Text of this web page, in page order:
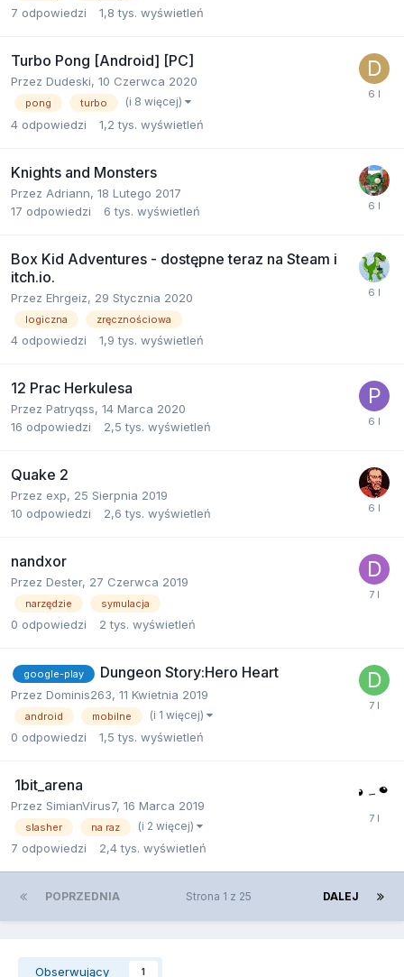
7 odpowiedzi 1,8 tys. wyświetleń
Turbo Pong [Android] [PC]
Przez Dudeski, 10 Czerwca 2020
pong turbo (i 8 więcej)
4 odpowiedzi 1,2 tys. wyświetleń
Knights and Monsters
Przez Adriann, 18 Lutego 2017
17 odpowiedzi 6 tys. wyświetleń
Box Kid Adventures - dostępne teraz na Steam i
itch.io.
Przez Ehrgeiz, 29 Stycznia 2020
logiczna zręcznościowa
4 odpowiedzi 1,9 tys. wyświetleń
12 Prac Herkulesa
Przez Patryqss, 14 Marca 2020
16 odpowiedzi 2,5 tys. wyświetleń
Quake 2
Przez exp, 25 Sierpnia 2019
10 odpowiedzi 2,6 tys. wyświetleń
nandxor
Przez Dester, 27 Czerwca 2019
narzędzie symulacja
0 odpowiedzi 2 tys. wyświetleń
google-play Dungeon Story:Hero Heart
Przez Dominis263, 11 Kwietnia 2019
android mobilne (i 1 więcej)
0 odpowiedzi 1,5 tys. wyświetleń
1bit_arena
Przez SimianVirus7, 16 Marca 2019
slasher na raz (i 2 więcej)
7 odpowiedzi 2,4 tys. wyświetleń
POPRZEDNIA DALEJ
Strona 1 z 25
Obserwujący 1